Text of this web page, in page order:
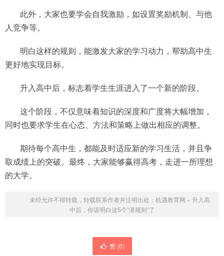
此外，大家也要学会自我激励，如设置奖励机制、与他
人竞争等。
明白这样的规则，能激发大家的学习动力，帮助高中生
更好地实现目标。
升入高中后，标志着学生生涯进入了一个新的阶段。
这个阶段，不仅意味着知识的深度和广度将大幅增加，
同时也要求学生在心态、方法和策略上做出相应的调整。
期待每个高中生，都能及时适应新的学习生活，并且争
取成绩上的突破。最终，大家能够赢得高考，走进一所理想
的大学。
未经允许不得转载，转载联系作者并注明出处： 机遇教育网 » 升入高
中后，你该明白这5个“潜规则”了
赞 (0)